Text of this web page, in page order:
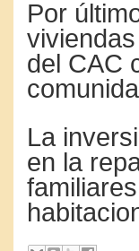
Por
del CAC
La
en la